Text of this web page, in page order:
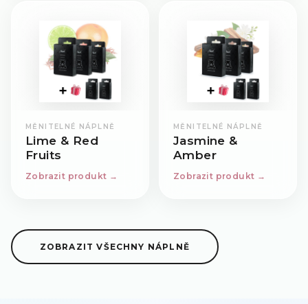
MĚNITELNÉ NÁPLNĚ
Lime & Red
Fruits
Zobrazit produkt →
MĚNITELNÉ NÁPLNĚ
Jasmine &
Amber
Zobrazit produkt →
ZOBRAZIT VŠECHNY NÁPLNĚ